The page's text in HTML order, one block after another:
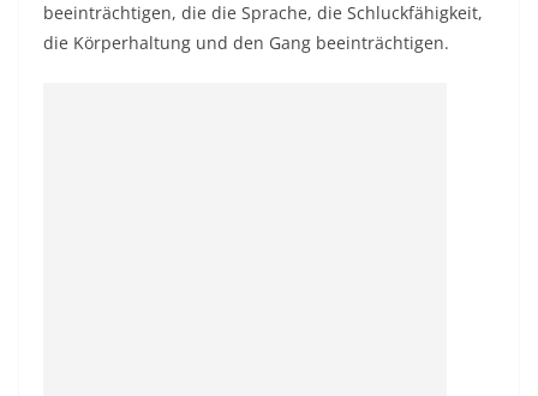
beeinträchtigen, die die Sprache, die Schluckfähigkeit,
die Körperhaltung und den Gang beeinträchtigen.